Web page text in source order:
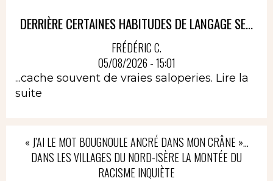
DERRIÈRE CERTAINES HABITUDES DE LANGAGE SE...
FRÉDÉRIC C.
05/08/2026 - 15:01
...cache souvent de vraies saloperies. Lire la
suite
« J’AI LE MOT BOUGNOULE ANCRÉ DANS MON CRÂNE »…
DANS LES VILLAGES DU NORD-ISÈRE LA MONTÉE DU
RACISME INQUIÈTE